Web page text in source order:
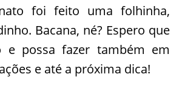
foi feito uma folhinha,
Bacana, né? Espero que
e possa fazer também em
e até a próxima dica!